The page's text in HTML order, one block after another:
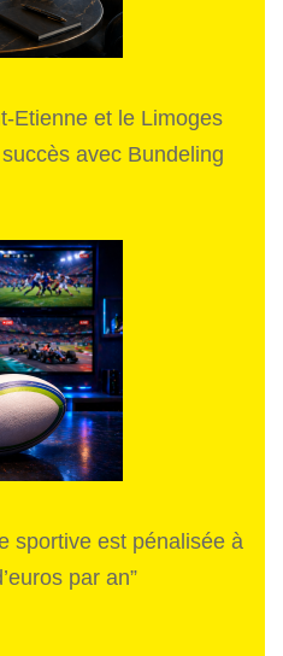
Etienne et le Limoges
avec Bundeling
sportive est pénalisée à
par an”